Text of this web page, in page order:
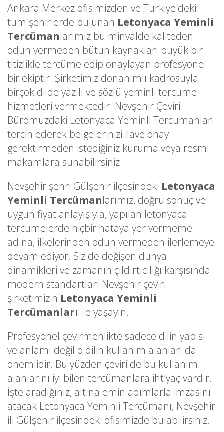
Ankara Merkez ofisimizden ve Türkiye'deki
tüm şehirlerde bulunan Letonyaca Yeminli
Tercümanlarımız bu minvalde kaliteden
ödün vermeden bütün kaynakları büyük bir
titizlikle tercüme edip onaylayan profesyonel
bir ekiptir. Şirketimiz donanımlı kadrosuyla
birçok dilde yazılı ve sözlü yeminli tercüme
hizmetleri vermektedir. Nevşehir Çeviri
Büromuzdaki Letonyaca Yeminli Tercümanları
tercih ederek belgelerinizi ilave onay
gerektirmeden istediğiniz kuruma veya resmi
makamlara sunabilirsiniz.
Nevşehir şehri Gülşehir ilçesindeki Letonyaca
Yeminli Tercümanlarımız, doğru sonuç ve
uygun fiyat anlayışıyla, yapılan letonyaca
tercümelerde hiçbir hataya yer vermeme
adına, ilkelerinden ödün vermeden ilerlemeye
devam ediyor. Siz de değişen dünya
dinamikleri ve zamanın çıldırtıcılığı karşısında
modern standartları Nevşehir çeviri
şirketimizin Letonyaca Yeminli
Tercümanları ile yaşayın.
Profesyonel çevirmenlikte sadece dilin yapısı
ve anlamı değil o dilin kullanım alanları da
önemlidir. Bu yüzden çeviri de bu kullanım
alanlarını iyi bilen tercümanlara ihtiyaç vardır.
İşte aradığınız, altına emin adımlarla imzasını
atacak Letonyaca Yeminli Tercümanı, Nevşehir
ili Gülşehir ilçesindeki ofisimizde bulabilirsiniz.